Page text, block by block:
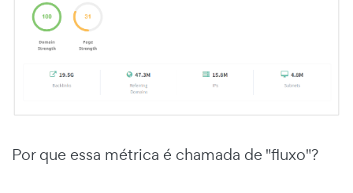
Por que essa métrica é chamada de "fluxo"?